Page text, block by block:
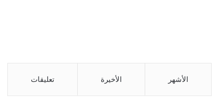
الأشهر الأخيرة تعليقات